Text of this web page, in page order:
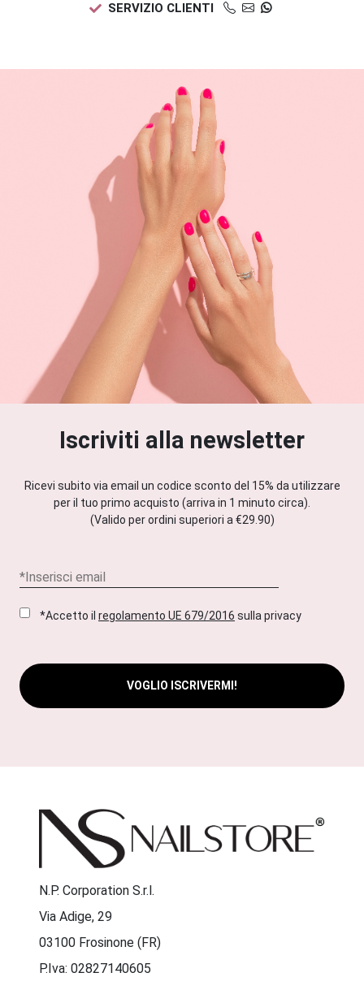
SERVIZIO CLIENTI
Iscriviti alla newsletter
Ricevi subito via email un codice sconto del 15% da utilizzare
per il tuo primo acquisto (arriva in 1 minuto circa).
(Valido per ordini superiori a €29.90)
*Accetto il regolamento UE 679/2016 sulla privacy
VOGLIO ISCRIVERMI!
N.P. Corporation S.r.l.
Via Adige, 29
03100 Frosinone (FR)
P.Iva: 02827140605